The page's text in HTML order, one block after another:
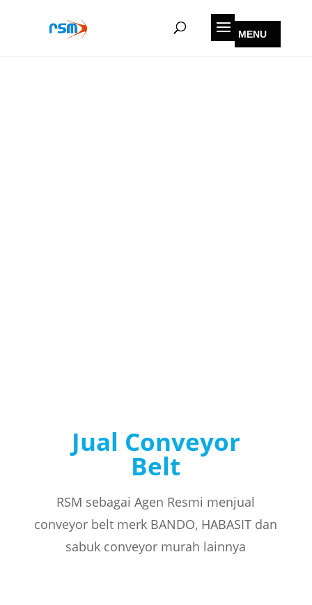
Jual Conveyor
Belt
RSM sebagai Agen Resmi menjual
conveyor belt merk BANDO, HABASIT dan
sabuk conveyor murah lainnya